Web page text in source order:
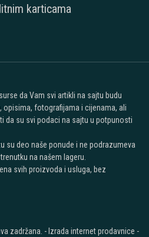
karticama
da Vam svi artikli na sajtu budu
opisima, fotografijama i cijenama, ali
da su svi podaci na sajtu u potpunosti
su deo naše ponude i ne podrazumeva
na našem lageru.
svih proizvoda i usluga, bez
zadržana. - Izrada internet prodavnice -